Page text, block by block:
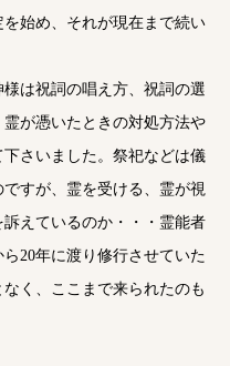
始め、それが現在まで続い
は祝詞の唱え方、祝詞の選
が憑いたときの対処方法や
さいました。祭祀などは儀
すが、霊を受ける、霊が視
えているのか・・・霊能者
20年に渡り修行させていた
く、ここまで来られたのも